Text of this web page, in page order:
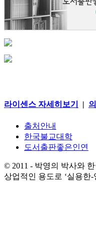
라이센스 자세히보기 |
출처안내
한국불교대학
도서출판좋은인연
© 2011 - 박영의 박사와
상업적인 용도로 ‘실용한